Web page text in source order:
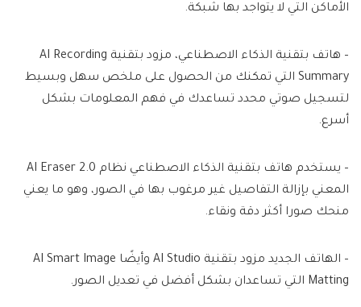
الأماكن التي لا يتواجد بها شبكة.
– هاتف بتقنية الذكاء الاصطناعي، مزود بتقنية AI Recording
Summary التي تمكنك من الحصول على ملخص سهل وبسيط
لتسجيل صوتي محدد تساعدك في فهم المعلومات بشكل
أسرع.
– يستخدم هاتف بتقنية الذكاء الاصطناعي نظام 2.0 AI Eraser
المعني بإزالة التفاصيل غير مرغوب بها في الصور، وهو ما يعني
منحك صورا أكثر دقة ونقاء.
– الهاتف الجديد مزود بتقنية AI Studio وأيضًا AI Smart Image
Matting التي تساعدان بشكل أفضل في تعديل الصور.